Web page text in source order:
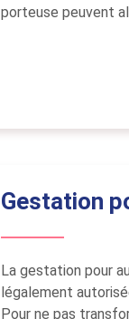
porteuse peuvent
Gestation
La gestation pour
légalement
Pour ne pas